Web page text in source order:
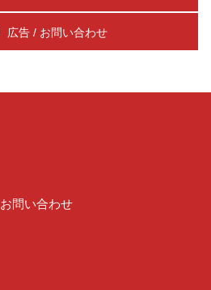
広告 / お問い合わせ
お問い合わせ